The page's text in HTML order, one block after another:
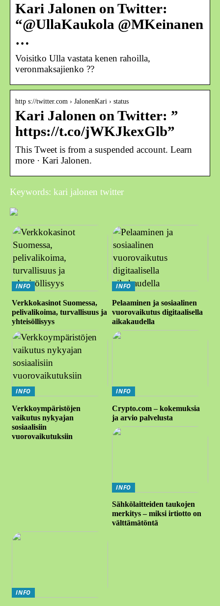
Kari Jalonen on Twitter:
“@UllaKaukola @MKeinanen
…
Voisitko Ulla vastata kenen rahoilla,
veronmaksajienko ??
http s://twitter.com › JalonenKari › status
Kari Jalonen on Twitter: ”
https://t.co/jWKJkexGlb”
This Tweet is from a suspended account. Learn
more · Kari Jalonen.
Keywords: kari jalonen twitter
INFO
Verkkokasinot Suomessa,
pelivalikoima, turvallisuus ja
yhteisöllisyys
INFO
Pelaaminen ja sosiaalinen
vuorovaikutus digitaalisella
aikakaudella
INFO
Verkkoympäristöjen
vaikutus nykyajan
sosiaalisiin
vuorovaikutuksiin
INFO
Crypto.com – kokemuksia
ja arvio palvelusta
INFO
Sähkölaitteiden taukojen
merkitys – miksi irtiotto on
välttämätöntä
INFO